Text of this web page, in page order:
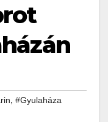
, #Gyulaháza